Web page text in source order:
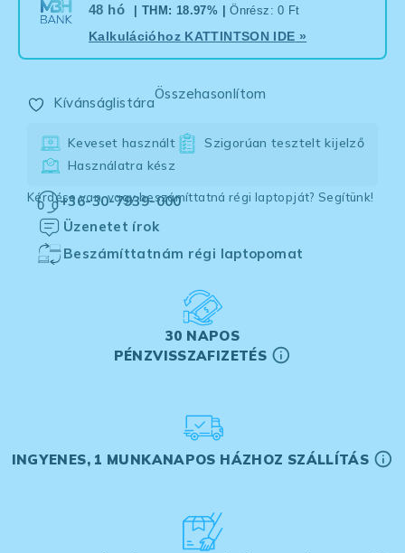
48 hó
| THM: 18.97% |Önrész: 0 Ft
Kalkulációhoz KATTINTSON IDE »
Kívánságlistára
Összehasonlítom
Keveset használt
Szigorúan tesztelt kijelző
Használatra kész
Kérdése van, vagy beszámíttatná régi laptopját? Segítünk!
+36-30-7939-000
Üzenetet írok
Beszámíttatnám régi laptopomat
30 NAPOS
PÉNZVISSZAFIZETÉS
INGYENES, 1 MUNKANAPOS HÁZHOZ SZÁLLÍTÁS